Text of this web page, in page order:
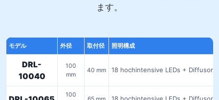
ます。
モデル 外径 取付径 照明構成
DRL-
10040
100
mm
40 mm 18 hochintensive LEDs +
100